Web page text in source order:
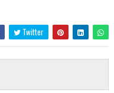
Twitter